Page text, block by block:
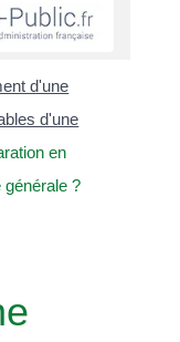
d'une
d'une
en
?